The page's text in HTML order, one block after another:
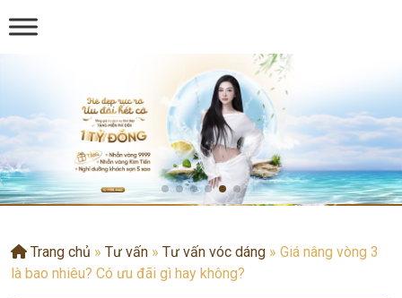
Trang chủ » Tư vấn » Tư vấn vóc dáng » Giá nâng vòng 3
là bao nhiêu? Có ưu đãi gì hay không?